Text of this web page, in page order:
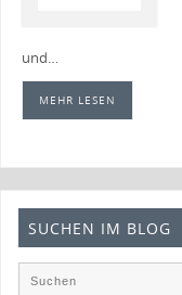
und…
MEHR LESEN
SUCHEN IM BLOG